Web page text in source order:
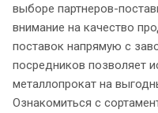
выборе партнеров-
внимание на качество
поставок напрямую с
посредников позволяет
металлопрокат на
Ознакомиться с